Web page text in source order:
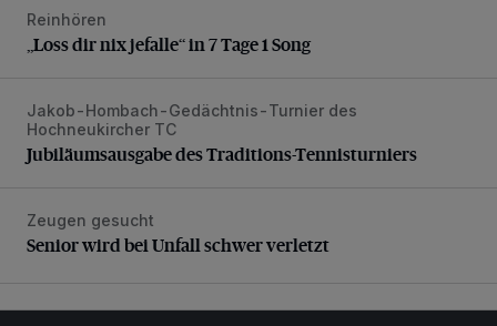
„Loss dir nix jefalle“ in 7 Tage 1 Song
Reinhören
„Loss dir nix jefalle“ in 7 Tage 1 Song
Jubiläumsausgabe des Traditions-Tennisturniers
Jakob-Hombach-Gedächtnis-Turnier des
Hochneukircher TC
Jubiläumsausgabe des Traditions-Tennisturniers
Senior wird bei Unfall schwer verletzt
Zeugen gesucht
Senior wird bei Unfall schwer verletzt